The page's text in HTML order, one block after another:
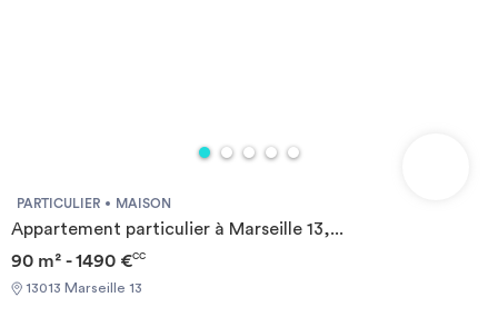
PARTICULIER MAISON
Appartement particulier à Marseille 13,...
90 m² - 1490 €CC
13013 Marseille 13